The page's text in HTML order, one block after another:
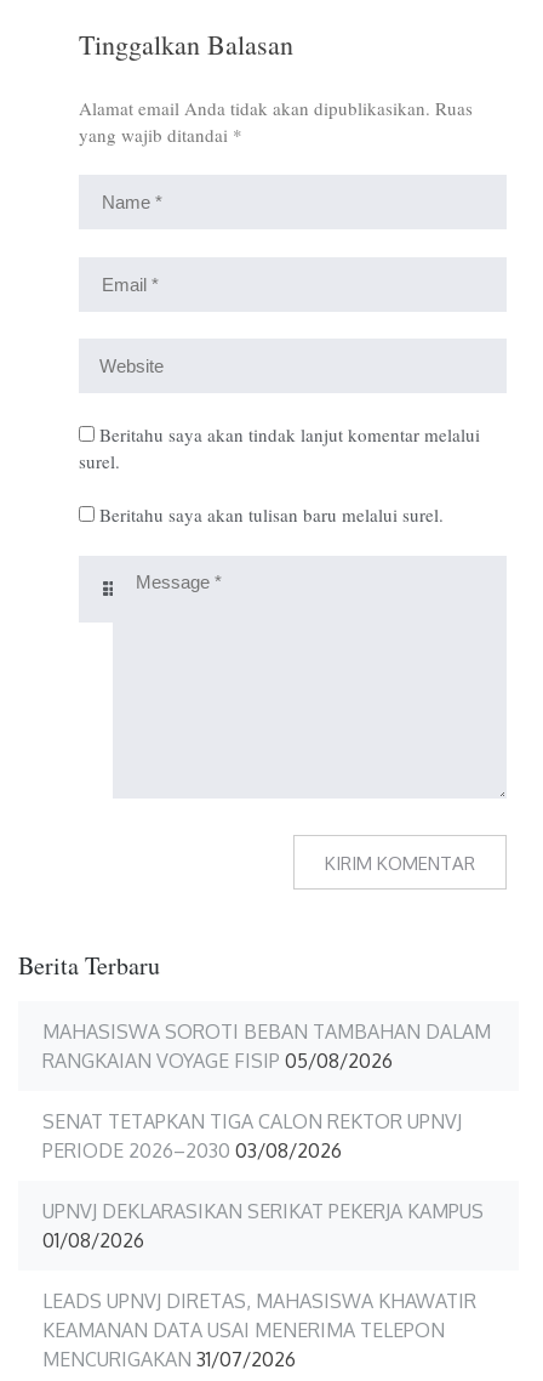
Tinggalkan Balasan
Alamat email Anda tidak akan dipublikasikan. Ruas
yang wajib ditandai *
Beritahu saya akan tindak lanjut komentar melalui
surel.
Beritahu saya akan tulisan baru melalui surel.
Berita Terbaru
MAHASISWA SOROTI BEBAN TAMBAHAN DALAM
RANGKAIAN VOYAGE FISIP 05/08/2026
SENAT TETAPKAN TIGA CALON REKTOR UPNVJ
PERIODE 2026–2030 03/08/2026
UPNVJ DEKLARASIKAN SERIKAT PEKERJA KAMPUS
01/08/2026
LEADS UPNVJ DIRETAS, MAHASISWA KHAWATIR
KEAMANAN DATA USAI MENERIMA TELEPON
MENCURIGAKAN 31/07/2026